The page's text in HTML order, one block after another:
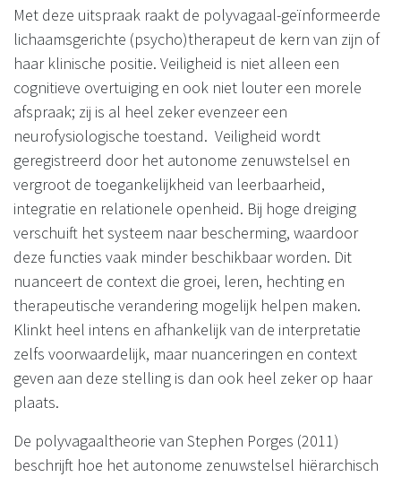
Met deze uitspraak raakt de polyvagaal-geïnformeerde
lichaamsgerichte (psycho)therapeut de kern van zijn of
haar klinische positie. Veiligheid is niet alleen een
cognitieve overtuiging en ook niet louter een morele
afspraak; zij is al heel zeker evenzeer een
neurofysiologische toestand. Veiligheid wordt
geregistreerd door het autonome zenuwstelsel en
vergroot de toegankelijkheid van leerbaarheid,
integratie en relationele openheid. Bij hoge dreiging
verschuift het systeem naar bescherming, waardoor
deze functies vaak minder beschikbaar worden. Dit
nuanceert de context die groei, leren, hechting en
therapeutische verandering mogelijk helpen maken.
Klinkt heel intens en afhankelijk van de interpretatie
zelfs voorwaardelijk, maar nuanceringen en context
geven aan deze stelling is dan ook heel zeker op haar
plaats.
De polyvagaaltheorie van Stephen Porges (2011)
beschrijft hoe het autonome zenuwstelsel hiërarchisch